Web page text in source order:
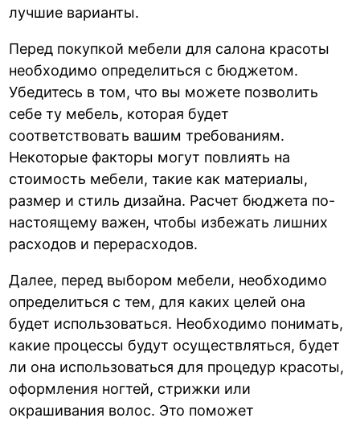
лучшие варианты.
Перед покупкой мебели для салона красоты
необходимо определиться с бюджетом.
Убедитесь в том, что вы можете позволить
себе ту мебель, которая будет
соответствовать вашим требованиям.
Некоторые факторы могут повлиять на
стоимость мебели, такие как материалы,
размер и стиль дизайна. Расчет бюджета по-
настоящему важен, чтобы избежать лишних
расходов и перерасходов.
Далее, перед выбором мебели, необходимо
определиться с тем, для каких целей она
будет использоваться. Необходимо понимать,
какие процессы будут осуществляться, будет
ли она использоваться для процедур красоты,
оформления ногтей, стрижки или
окрашивания волос. Это поможет